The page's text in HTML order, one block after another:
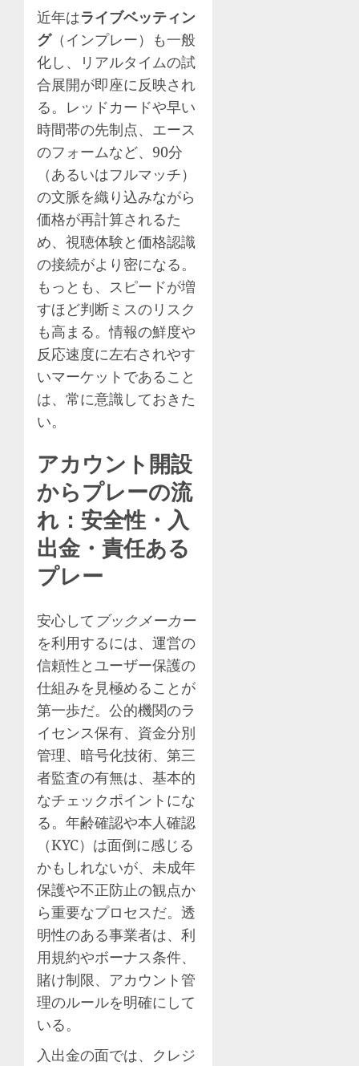
近年はライブベッティン
グ（インプレー）も一般
化し、リアルタイムの試
合展開が即座に反映され
る。レッドカードや早い
時間帯の先制点、エース
のフォームなど、90分
（あるいはフルマッチ）
の文脈を織り込みながら
価格が再計算されるた
め、視聴体験と価格認識
の接続がより密になる。
もっとも、スピードが増
すほど判断ミスのリスク
も高まる。情報の鮮度や
反応速度に左右されやす
いマーケットであること
は、常に意識しておきた
い。
アカウント開設
からプレーの流
れ：安全性・入
出金・責任ある
プレー
安心して ブックメーカー
を利用するには、運営の
信頼性とユーザー保護の
仕組みを見極めることが
第一歩だ。公的機関のラ
イセンス保有、資金分別
管理、暗号化技術、第三
者監査の有無は、基本的
なチェックポイントにな
る。年齢確認や本人確認
（KYC）は面倒に感じる
かもしれないが、未成年
保護や不正防止の観点か
ら重要なプロセスだ。透
明性のある事業者は、利
用規約やボーナス条件、
賭け制限、アカウント管
理のルールを明確にして
いる。
入出金の面では、クレジ